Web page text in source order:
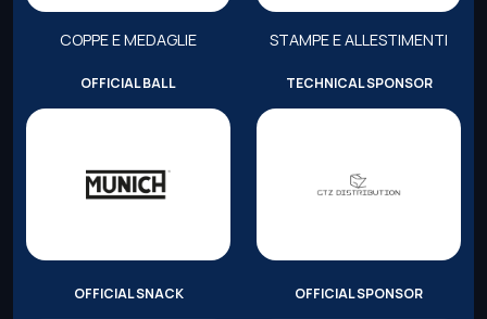
COPPE E MEDAGLIE STAMPE E ALLESTIMENTI
OFFICIAL BALL TECHNICAL SPONSOR
OFFICIAL SNACK OFFICIAL SPONSOR